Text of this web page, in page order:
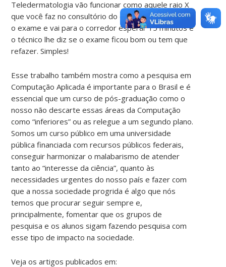
Teledermatologia vão funcionar como aquele raio X
que você faz no consultório do ortopedista: você faz
o exame e vai para o corredor esperar 15 minutos e
o técnico lhe diz se o exame ficou bom ou tem que
refazer. Simples!
Esse trabalho também mostra como a pesquisa em
Computação Aplicada é importante para o Brasil e é
essencial que um curso de pós-graduação como o
nosso não descarte essas áreas da Computação
como “inferiores” ou as relegue a um segundo plano.
Somos um curso público em uma universidade
pública financiada com recursos públicos federais,
conseguir harmonizar o malabarismo de atender
tanto ao “interesse da ciência”, quanto às
necessidades urgentes do nosso país e fazer com
que a nossa sociedade progrida é algo que nós
temos que procurar seguir sempre e,
principalmente, fomentar que os grupos de
pesquisa e os alunos sigam fazendo pesquisa com
esse tipo de impacto na sociedade.
Veja os artigos publicados em: